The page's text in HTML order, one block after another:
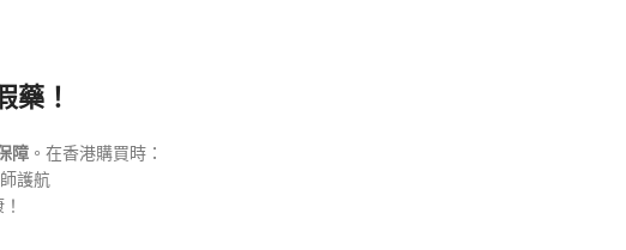
藥！
障 。在香港購買時：
護航